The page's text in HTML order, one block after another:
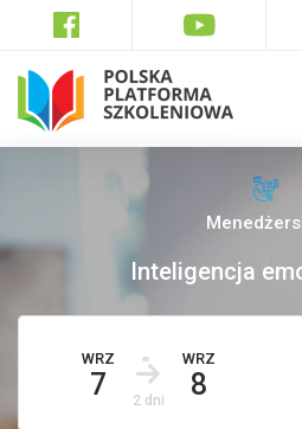
Inteligencja
WRZ
7 2 dni
WRZ
8